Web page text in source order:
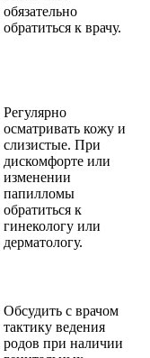
обязательно
обратиться к врачу.
Регулярно
осматривать кожу и
слизистые. При
дискомфорте или
изменении
папилломы
обратиться к
гинекологу или
дерматологу.
Обсудить с врачом
тактику ведения
родов при наличии